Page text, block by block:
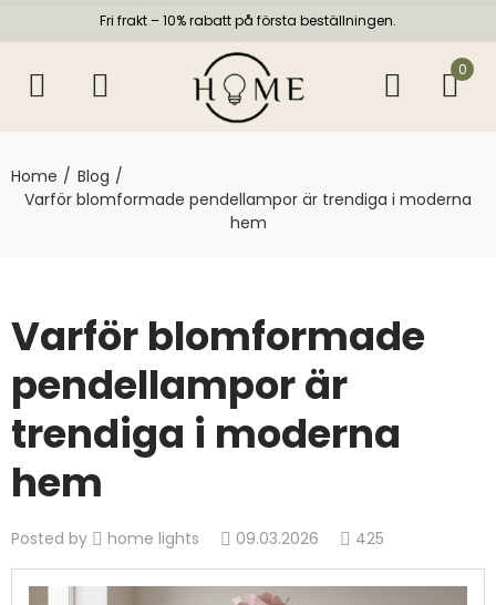
Fri frakt – 10% rabatt på första beställningen.
0
Home
Blog
Varför blomformade pendellampor är trendiga i moderna
hem
Varför blomformade
pendellampor är
trendiga i moderna
hem
Posted by home lights 09.03.2026 425